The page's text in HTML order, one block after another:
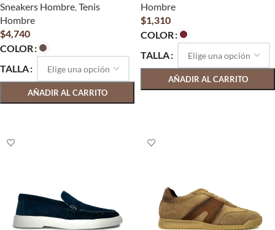
Sneakers Hombre,Tenis
Hombre
$4,740
COLOR
TALLA
AÑADIR AL CARRITO
Hombre
$1,310
COLOR
TALLA
AÑADIR AL CARRITO